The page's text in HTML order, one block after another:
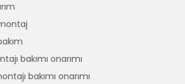
bakımı onarımı
bakımı onarımı